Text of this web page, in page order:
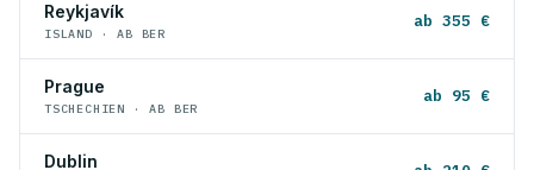
Reykjavík
ISLAND · AB BER
ab 355 €
Prague
TSCHECHIEN · AB BER
ab 95 €
Dublin